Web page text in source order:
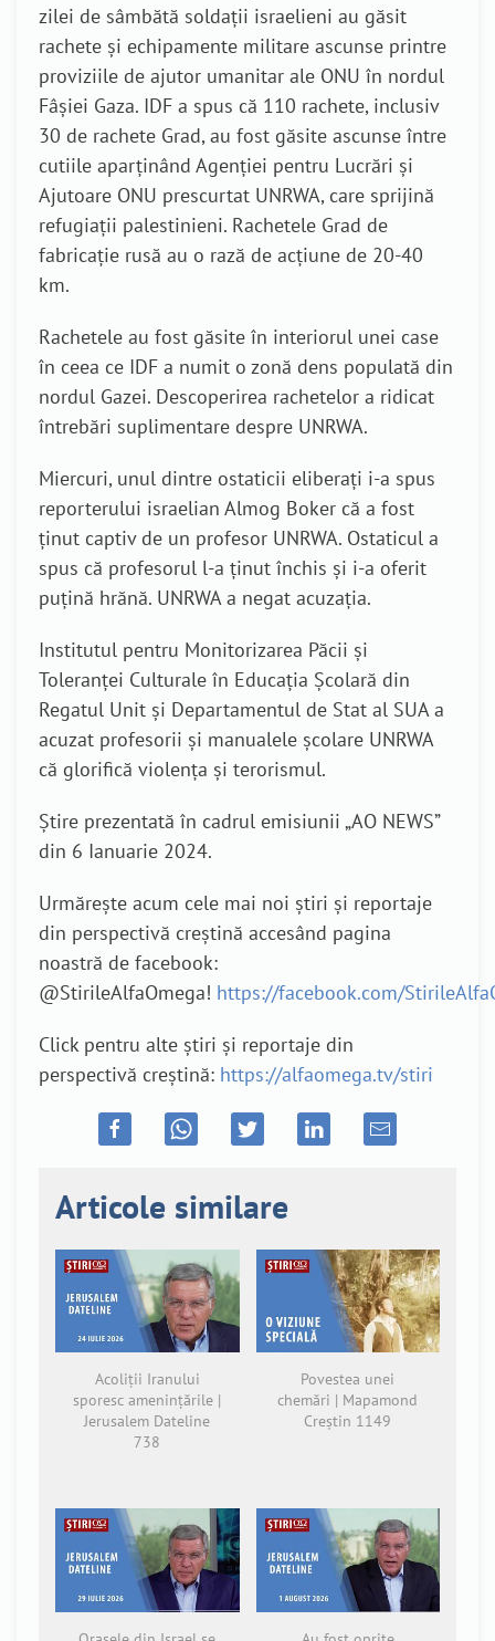
zilei de sâmbătă soldații israelieni au găsit
rachete și echipamente militare ascunse printre
proviziile de ajutor umanitar ale ONU în nordul
Fâșiei Gaza. IDF a spus că 110 rachete, inclusiv
30 de rachete Grad, au fost găsite ascunse între
cutiile aparținând Agenției pentru Lucrări și
Ajutoare ONU prescurtat UNRWA, care sprijină
refugiații palestinieni. Rachetele Grad de
fabricație rusă au o rază de acțiune de 20-40
km.
Rachetele au fost găsite în interiorul unei case
în ceea ce IDF a numit o zonă dens populată din
nordul Gazei. Descoperirea rachetelor a ridicat
întrebări suplimentare despre UNRWA.
Miercuri, unul dintre ostaticii eliberați i-a spus
reporterului israelian Almog Boker că a fost
ținut captiv de un profesor UNRWA. Ostaticul a
spus că profesorul l-a ținut închis și i-a oferit
puțină hrănă. UNRWA a negat acuzația.
Institutul pentru Monitorizarea Păcii și
Toleranței Culturale în Educația Școlară din
Regatul Unit și Departamentul de Stat al SUA a
acuzat profesorii și manualele școlare UNRWA
că glorifică violența și terorismul.
Știre prezentată în cadrul emisiunii „AO NEWS”
din 6 Ianuarie 2024.
Urmărește acum cele mai noi știri și reportaje
din perspectivă creștină accesând pagina
noastră de facebook:
@StirileAlfaOmega! https://facebook.com/
Click pentru alte știri și reportaje din
perspectivă creștină: https://alfaomega.tv/stiri
Articole similare
Acoliții Iranului
sporesc amenințările |
Jerusalem Dateline
738
Povestea unei
chemări | Mapamond
Creștin 1149